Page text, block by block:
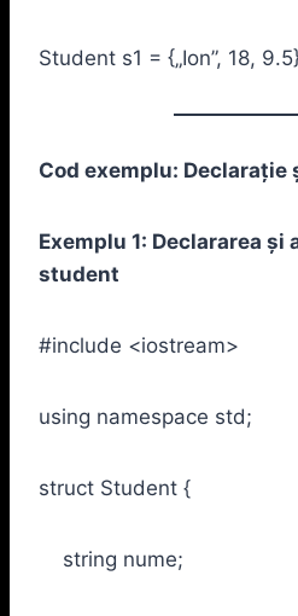
Student s1 = {„Ion”, 18,
Cod exemplu: Declarație
Exemplu 1: Declararea și
student
#include <iostream>
using namespace std;
struct Student {
string nume;